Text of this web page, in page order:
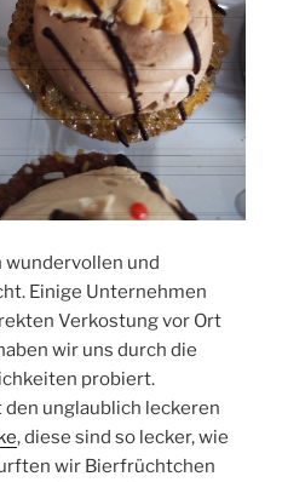
wundervollen und
Einige Unternehmen
Verkostung vor Ort
wir uns durch die
probiert.
unglaublich leckeren
, diese sind so lecker, wie
wir Bierfrüchtchen